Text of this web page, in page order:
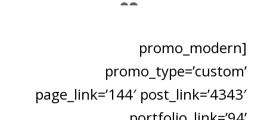
[promo_modern
promo_type=’custom’
page_link=’144′ post_link=’4343′